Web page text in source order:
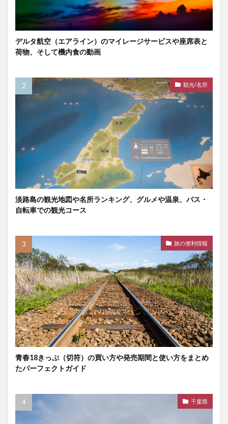
デルタ航空（エアライン）のマイレージサービスや座席表と
荷物、そして機内食の動画
観光/名所
淡路島の観光地図や名所ランキング、グルメや温泉、バス・
自転車での観光コース
旅の便利情報
青春18きっぷ（切符）の買い方や発売期間と使い方をまとめ
たパーフェクトガイド
千葉県